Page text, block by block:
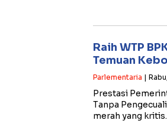
Raih WTP
Temuan
Parlementaria |
​Prestasi
Tanpa
merah yang